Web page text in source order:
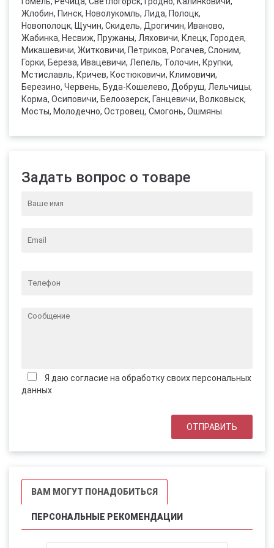
Жлобин, Пинск, Новолукомль, Лида, Полоцк,
Новополоцк, Щучин, Скидель, Дрогичин, Иваново,
Жабинка, Несвиж, Пружаны, Ляховичи, Клецк, Городея,
Микашевичи, Житковичи, Петриков, Рогачев, Слоним,
Горки, Береза, Ивацевичи, Лепель, Толочин, Крупки,
Мстиславль, Кричев, Костюковичи, Климовичи,
Березино, Червень, Буда-Кошелево, Добруш, Лельчицы,
Корма, Осиповичи, Белоозерск, Ганцевичи, Волковыск,
Мосты, Молодечно, Островец, Смогонь, Ошмяны.
Задать вопрос о товаре
Я даю согласие на обработку своих персональных
данных
ВАМ МОГУТ ПОНАДОБИТЬСЯ
ПЕРСОНАЛЬНЫЕ РЕКОМЕНДАЦИИ